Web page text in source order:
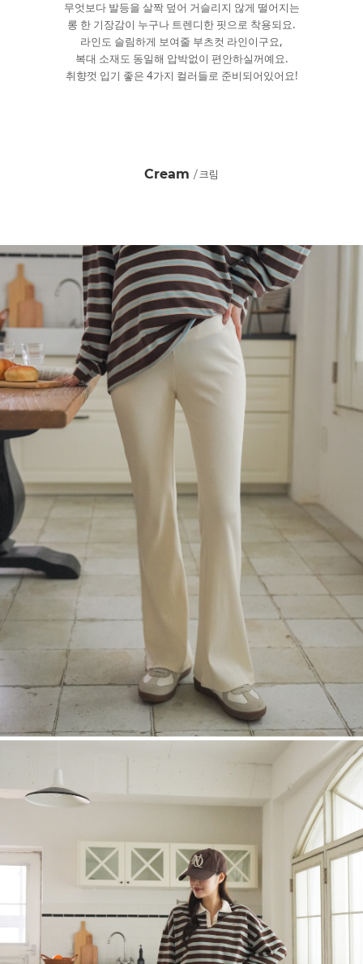
무엇보다 발등을 살짝 덮어 거슬리지 않게 떨어지는
롱 한 기장감이 누구나 트렌디한 핏으로 착용되요.
라인도 슬림하게 보여줄 부츠컷 라인이구요,
복대 소재도 동일해 압박없이 편안하실꺼예요.
취향껏 입기 좋은 4가지 컬러들로 준비되어있어요!
Cream / 크림